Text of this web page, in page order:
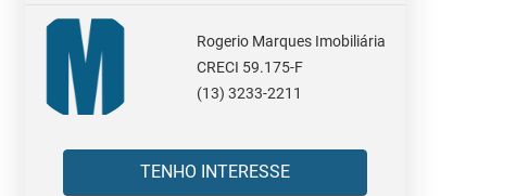
Rogerio Marques Imobiliária
CRECI 59.175-F
(13) 3233-2211
TENHO INTERESSE